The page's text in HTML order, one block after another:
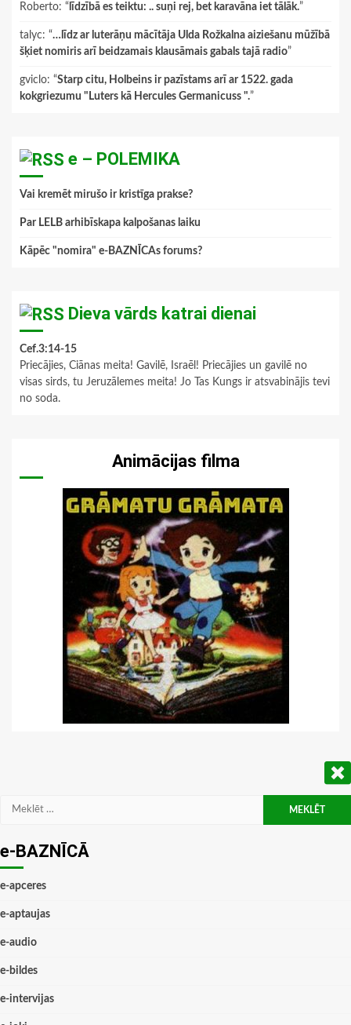
Roberto: “ līdzībā es teiktu: .. suņi rej, bet karavāna iet tālāk.”
talyc: “…līdz ar luterāņu mācītāja Ulda Rožkalna aiziešanu mūžībā
šķiet nomiris arī beidzamais klausāmais gabals tajā radio”
gviclo: “Starp citu, Holbeins ir pazīstams arī ar 1522. gada
kokgriezumu "Luters kā Hercules Germanicuss ".”
e – POLEMIKA
Vai kremēt mirušo ir kristīga prakse?
Par LELB arhibīskapa kalpošanas laiku
Kāpēc "nomira" e-BAZNĪCAs forums?
Dieva vārds katrai dienai
Cef.3:14-15
Priecājies, Ciānas meita! Gavilē, Israēl! Priecājies un gavilē no
visas sirds, tu Jeruzālemes meita! Jo Tas Kungs ir atsvabinājis tevi
no soda.
Animācijas filma
Meklēt:
e-BAZNĪCĀ
e-apceres
e-aptaujas
e-audio
e-bildes
e-intervijas